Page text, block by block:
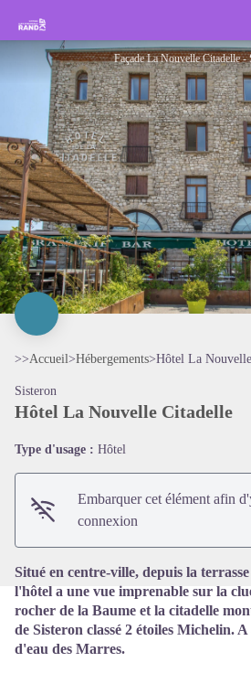
Rando Sisteron Buëch Baronnies
Façade La Nouvelle Citadelle -
>>Accueil>Hébergements>Hôtel La
Sisteron
Hôtel La Nouvelle Citadelle
Type d'usage : Hôtel
Embarquer cet élément afin
connexion
Situé en centre-ville, depuis la
l'hôtel a une vue imprenable sur la
rocher de la Baume et la citadelle
de Sisteron classé 2 étoiles Michelin.
d'eau des Marres.